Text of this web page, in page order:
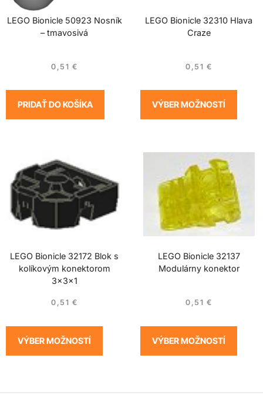
LEGO Bionicle 50923 Nosník
– tmavosivá
0,51 €
PRIDAŤ DO KOŠÍKA
LEGO Bionicle 32310 Hlava
Craze
0,51 €
VÝBER MOŽNOSTÍ
LEGO Bionicle 32172 Blok s
kolíkovým konektorom
3x3x1
0,51 €
VÝBER MOŽNOSTÍ
LEGO Bionicle 32137
Modulárny konektor
0,51 €
VÝBER MOŽNOSTÍ